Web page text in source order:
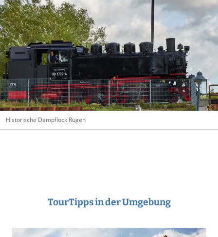
Historische Dampflock Rügen
TourTipps in der Umgebung